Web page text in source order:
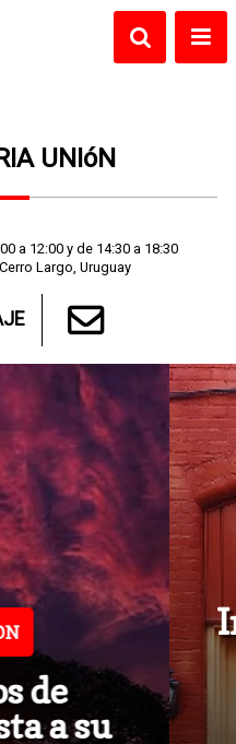
UNIóN
a 12:00 y de 14:30 a 18:30
Largo, Uruguay
!
en Venta
/ 332 m2. /
/ ...